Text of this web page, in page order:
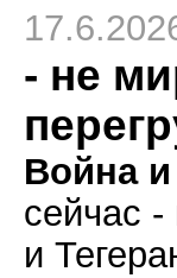
- не
Война
сейчас
и